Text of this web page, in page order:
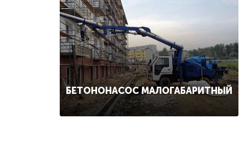
БЕТОНОНАСОС МАЛОГАБАРИТНЫЙ